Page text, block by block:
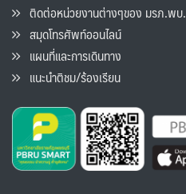
ติดต่อหน่วยงานต่างๆของ มรภ.พบ.
สมุดโทรศัพท์ออนไลน์
แผนที่และการเดินทาง
แนะนำติชม/ร้องเรียน